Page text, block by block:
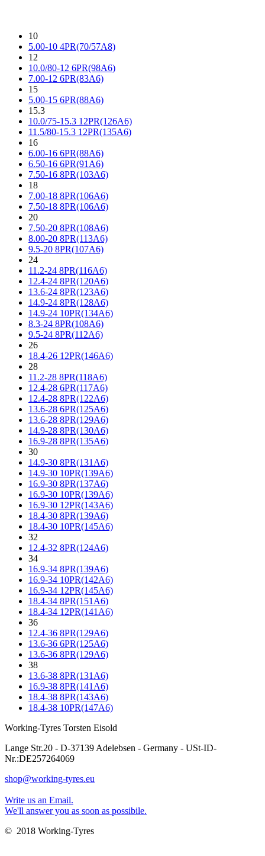
10
5.00-10 4PR(70/57A8)
12
10.0/80-12 6PR(98A6)
7.00-12 6PR(83A6)
15
5.00-15 6PR(88A6)
15.3
10.0/75-15.3 12PR(126A6)
11.5/80-15.3 12PR(135A6)
16
6.00-16 6PR(88A6)
6.50-16 6PR(91A6)
7.50-16 8PR(103A6)
18
7.00-18 8PR(106A6)
7.50-18 8PR(106A6)
20
7.50-20 8PR(108A6)
8.00-20 8PR(113A6)
9.5-20 8PR(107A6)
24
11.2-24 8PR(116A6)
12.4-24 8PR(120A6)
13.6-24 8PR(123A6)
14.9-24 8PR(128A6)
14.9-24 10PR(134A6)
8.3-24 8PR(108A6)
9.5-24 8PR(112A6)
26
18.4-26 12PR(146A6)
28
11.2-28 8PR(118A6)
12.4-28 6PR(117A6)
12.4-28 8PR(122A6)
13.6-28 6PR(125A6)
13.6-28 8PR(129A6)
14.9-28 8PR(130A6)
16.9-28 8PR(135A6)
30
14.9-30 8PR(131A6)
14.9-30 10PR(139A6)
16.9-30 8PR(137A6)
16.9-30 10PR(139A6)
16.9-30 12PR(143A6)
18.4-30 8PR(139A6)
18.4-30 10PR(145A6)
32
12.4-32 8PR(124A6)
34
16.9-34 8PR(139A6)
16.9-34 10PR(142A6)
16.9-34 12PR(145A6)
18.4-34 8PR(151A6)
18.4-34 12PR(141A6)
36
12.4-36 8PR(129A6)
13.6-36 6PR(125A6)
13.6-36 8PR(129A6)
38
13.6-38 8PR(131A6)
16.9-38 8PR(141A6)
18.4-38 8PR(143A6)
18.4-38 10PR(147A6)
Working-Tyres Torsten Eisold
Lange Str.20 - D-37139 Adelebsen - Germany - USt-ID-
Nr.:DE257264069
shop@working-tyres.eu
Write us an Email.
We'll answer you as soon as possibile.
© 2018 Working-Tyres